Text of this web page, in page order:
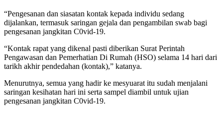
“Pengesanan dan siasatan kontak kepada individu sedang
dijalankan, termasuk saringan gejala dan pengambilan swab bagi
pengesanan jangkitan C0vid-19.
“Kontak rapat yang dikenal pasti diberikan Surat Perintah
Pengawasan dan Pemerhatian Di Rumah (HSO) selama 14 hari dari
tarikh akhir pendedahan (kontak),” katanya.
Menurutnya, semua yang hadir ke mesyuarat itu sudah menjalani
saringan kesihatan hari ini serta sampel diambil untuk ujian
pengesanan jangkitan C0vid-19.